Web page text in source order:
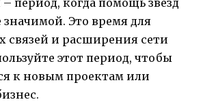
– период, когда помощь звезд
значимой. Это время для
связей и расширения сети
этот период, чтобы
к новым проектам или